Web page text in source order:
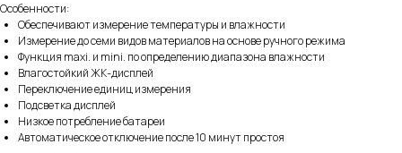
Особенности:
Обеспечивают измерение температуры и влажности
Измерение до семи видов материалов на основе ручного режима
Функция maxi. и mini. по определению диапазона влажности
Влагостойкий ЖК-дисплей
Переключение единиц измерения
Подсветка дисплей
Низкое потребление батареи
Автоматическое отключение после 10 минут простоя